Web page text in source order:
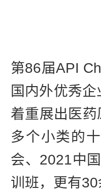
第86届API
国内外优秀
着重展出医
多个小类的
会、2021中
训班，更有